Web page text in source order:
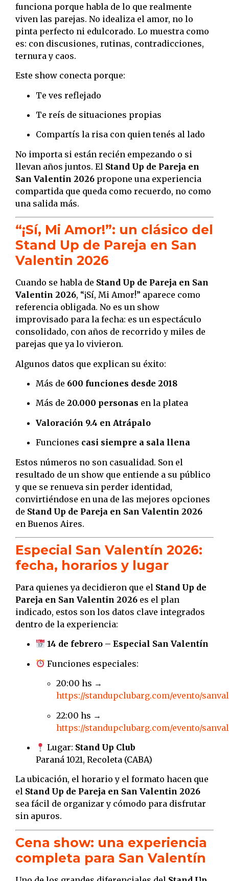
funciona porque habla de lo que realmente
viven las parejas. No idealiza el amor, no lo
pinta perfecto ni edulcorado. Lo muestra como
es: con discusiones, rutinas, contradicciones,
ternura y caos.
Este show conecta porque:
Te ves reflejado
Te reís de situaciones propias
Compartís la risa con quien tenés al lado
No importa si están recién empezando o si
llevan años juntos. El Stand Up de Pareja en
San Valentin 2026 propone una experiencia
compartida que queda como recuerdo, no como
una salida más.
“¡Sí, Mi Amor!”: un clásico del
Stand Up de Pareja en San
Valentin 2026
Cuando se habla de Stand Up de Pareja en San
Valentin 2026, “¡Sí, Mi Amor!” aparece como
referencia obligada. No es un show
improvisado para la fecha: es un espectáculo
consolidado, con años de recorrido y miles de
parejas que ya lo vivieron.
Algunos datos que explican su éxito:
Más de 600 funciones desde 2018
Más de 20.000 personas en la platea
Valoración 9.4 en Atrápalo
Funciones casi siempre a sala llena
Estos números no son casualidad. Son el
resultado de un show que entiende a su público
y que se renueva sin perder identidad,
convirtiéndose en una de las mejores opciones
de Stand Up de Pareja en San Valentin 2026
en Buenos Aires.
Especial San Valentín 2026:
fecha, horarios y lugar
Para quienes ya decidieron que el Stand Up de
Pareja en San Valentin 2026 es el plan
indicado, estos son los datos clave integrados
dentro de la experiencia:
14 de febrero – Especial San Valentín
Funciones especiales:
20:00 hs →
https://standupclubarg.com/evento/
22:00 hs →
https://standupclubarg.com/evento/
Lugar: Stand Up Club
Paraná 1021, Recoleta (CABA)
La ubicación, el horario y el formato hacen que
el Stand Up de Pareja en San Valentin 2026
sea fácil de organizar y cómodo para disfrutar
sin apuros.
Cena show: una experiencia
completa para San Valentín